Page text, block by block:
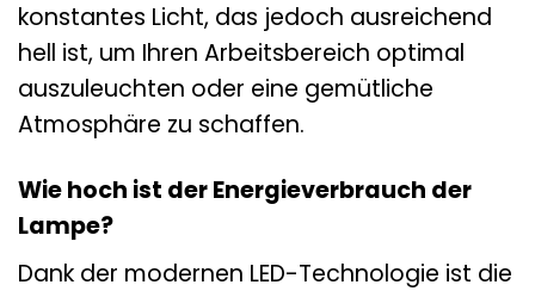
konstantes Licht, das jedoch ausreichend
hell ist, um Ihren Arbeitsbereich optimal
auszuleuchten oder eine gemütliche
Atmosphäre zu schaffen.
Wie hoch ist der Energieverbrauch der
Lampe?
Dank der modernen LED-Technologie ist die